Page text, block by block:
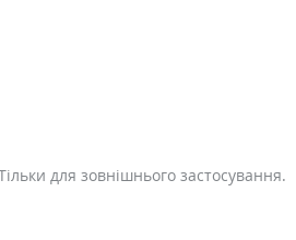
для зовнішнього застосування.